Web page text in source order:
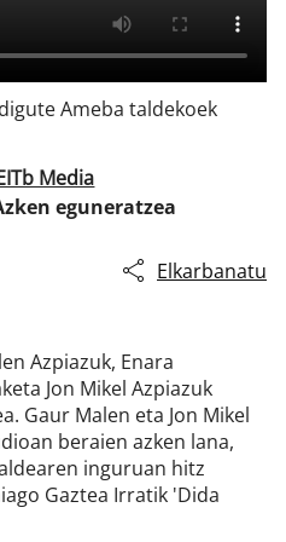
Ameba taldekoek
Media
eguneratzea
Elkarbanatu
Azpiazuk, Enara
Jon Mikel Azpiazuk
Gaur Malen eta Jon Mikel
beraien azken lana,
inguruan hitz
Gaztea Irratik 'Dida